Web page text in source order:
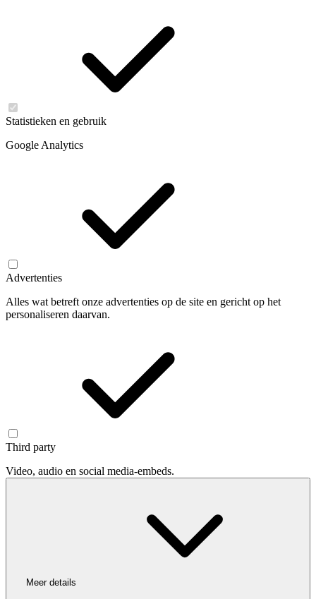
Statistieken en gebruik
Google Analytics
Advertenties
Alles wat betreft onze advertenties op de site en gericht op het
personaliseren daarvan.
Third party
Video, audio en social media-embeds.
Meer details